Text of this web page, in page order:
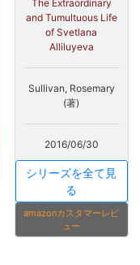
The Extraordinary
and Tumultuous Life
of Svetlana
Alliluyeva
Sullivan, Rosemary
(著)
2016/06/30
シリーズを全て見
る
amazonカスタマーレビ
ュー